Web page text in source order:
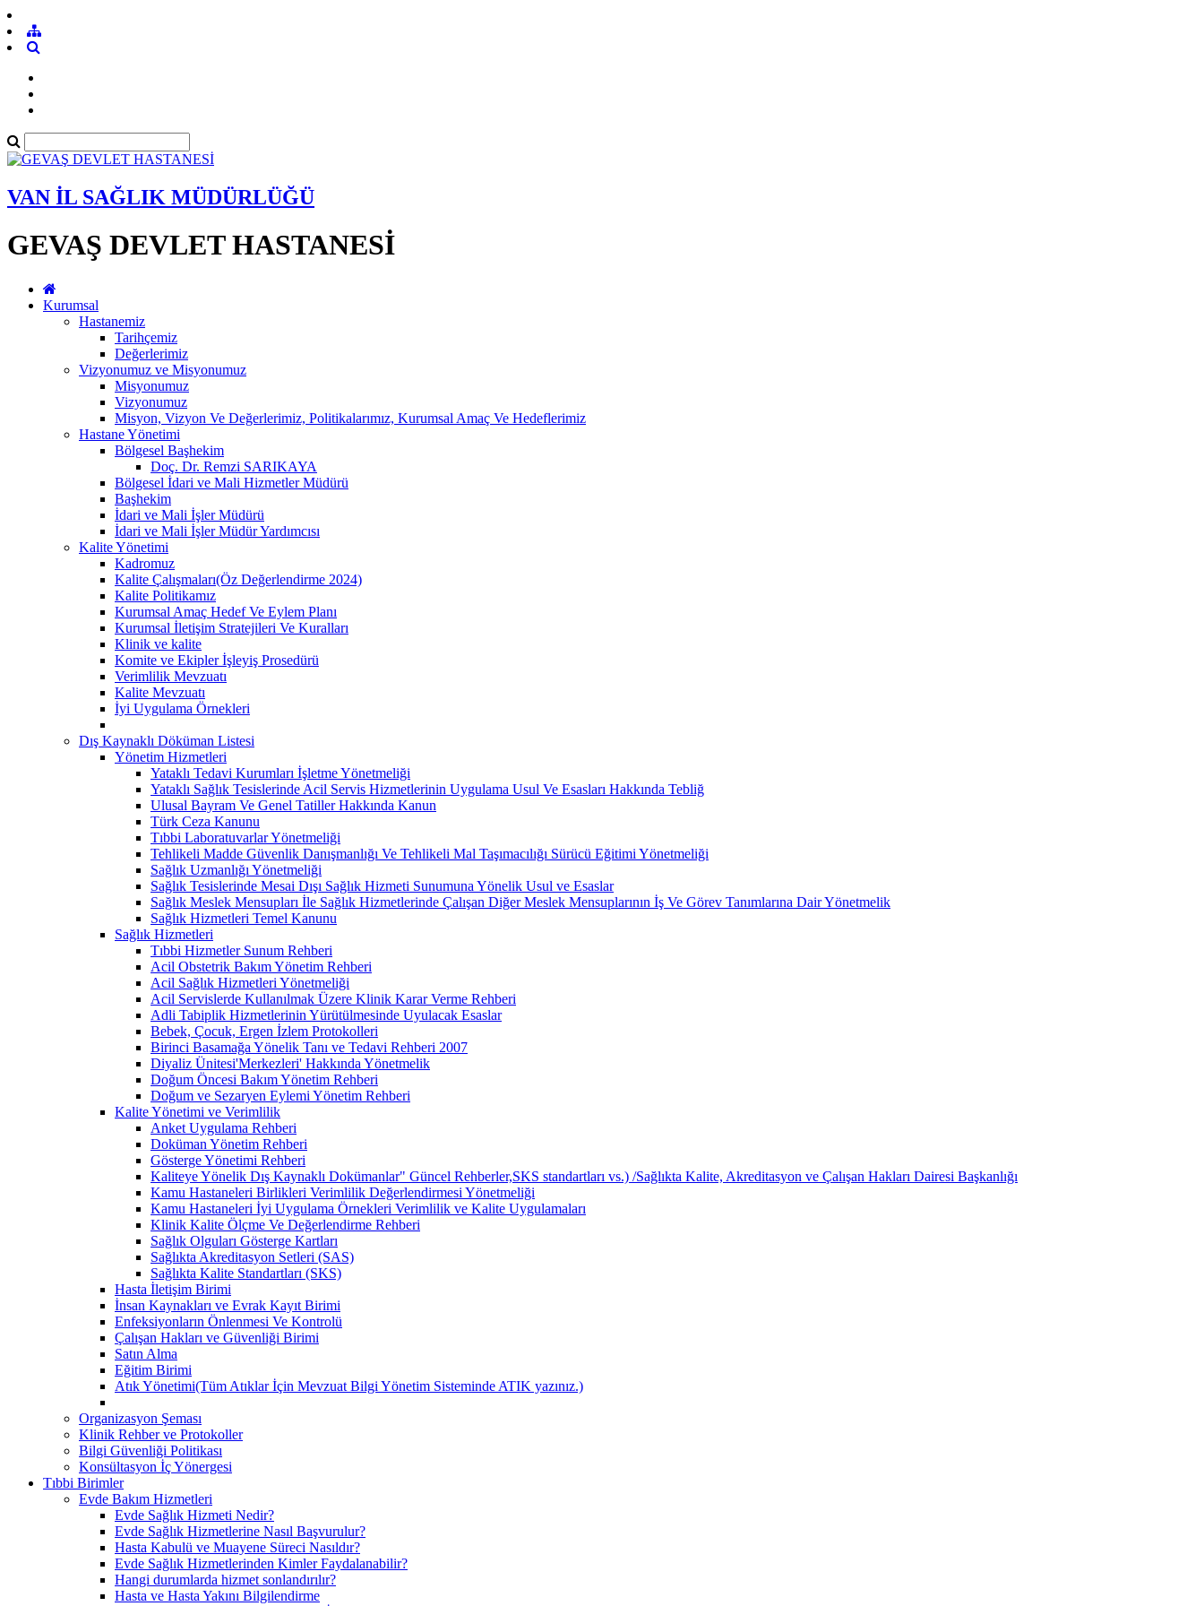
VAN İL SAĞLIK MÜDÜRLÜĞÜ
GEVAŞ DEVLET HASTANESİ
Kurumsal
Hastanemiz
Tarihçemiz
Değerlerimiz
Vizyonumuz ve Misyonumuz
Misyonumuz
Vizyonumuz
Misyon, Vizyon Ve Değerlerimiz, Politikalarımız, Kurumsal Amaç Ve Hedeflerimiz
Hastane Yönetimi
Bölgesel Başhekim
Doç. Dr. Remzi SARIKAYA
Bölgesel İdari ve Mali Hizmetler Müdürü
Başhekim
İdari ve Mali İşler Müdürü
İdari ve Mali İşler Müdür Yardımcısı
Kalite Yönetimi
Kadromuz
Kalite Çalışmaları(Öz Değerlendirme 2024)
Kalite Politikamız
Kurumsal Amaç Hedef Ve Eylem Planı
Kurumsal İletişim Stratejileri Ve Kuralları
Klinik ve kalite
Komite ve Ekipler İşleyiş Prosedürü
Verimlilik Mevzuatı
Kalite Mevzuatı
İyi Uygulama Örnekleri
Dış Kaynaklı Döküman Listesi
Yönetim Hizmetleri
Yataklı Tedavi Kurumları İşletme Yönetmeliği
Yataklı Sağlık Tesislerinde Acil Servis Hizmetlerinin Uygulama Usul Ve Esasları Hakkında Tebliğ
Ulusal Bayram Ve Genel Tatiller Hakkında Kanun
Türk Ceza Kanunu
Tıbbi Laboratuvarlar Yönetmeliği
Tehlikeli Madde Güvenlik Danışmanlığı Ve Tehlikeli Mal Taşımacılığı Sürücü Eğitimi Yönetmeliği
Sağlık Uzmanlığı Yönetmeliği
Sağlık Tesislerinde Mesai Dışı Sağlık Hizmeti Sunumuna Yönelik Usul ve Esaslar
Sağlık Meslek Mensupları İle Sağlık Hizmetlerinde Çalışan Diğer Meslek Mensuplarının İş Ve Görev Tanımlarına Dair Yönetmelik
Sağlık Hizmetleri Temel Kanunu
Sağlık Hizmetleri
Tıbbi Hizmetler Sunum Rehberi
Acil Obstetrik Bakım Yönetim Rehberi
Acil Sağlık Hizmetleri Yönetmeliği
Acil Servislerde Kullanılmak Üzere Klinik Karar Verme Rehberi
Adli Tabiplik Hizmetlerinin Yürütülmesinde Uyulacak Esaslar
Bebek, Çocuk, Ergen İzlem Protokolleri
Birinci Basamağa Yönelik Tanı ve Tedavi Rehberi 2007
Diyaliz Ünitesi'Merkezleri' Hakkında Yönetmelik
Doğum Öncesi Bakım Yönetim Rehberi
Doğum ve Sezaryen Eylemi Yönetim Rehberi
Kalite Yönetimi ve Verimlilik
Anket Uygulama Rehberi
Doküman Yönetim Rehberi
Gösterge Yönetimi Rehberi
Kaliteye Yönelik Dış Kaynaklı Dokümanlar" Güncel Rehberler,SKS standartları vs.) /Sağlıkta Kalite, Akreditasyon ve Çalışan Hakları Dairesi Başkanlığı
Kamu Hastaneleri Birlikleri Verimlilik Değerlendirmesi Yönetmeliği
Kamu Hastaneleri İyi Uygulama Örnekleri Verimlilik ve Kalite Uygulamaları
Klinik Kalite Ölçme Ve Değerlendirme Rehberi
Sağlık Olguları Gösterge Kartları
Sağlıkta Akreditasyon Setleri (SAS)
Sağlıkta Kalite Standartları (SKS)
Hasta İletişim Birimi
İnsan Kaynakları ve Evrak Kayıt Birimi
Enfeksiyonların Önlenmesi Ve Kontrolü
Çalışan Hakları ve Güvenliği Birimi
Satın Alma
Eğitim Birimi
Atık Yönetimi(Tüm Atıklar İçin Mevzuat Bilgi Yönetim Sisteminde ATIK yazınız.)
Organizasyon Şeması
Klinik Rehber ve Protokoller
Bilgi Güvenliği Politikası
Konsültasyon İç Yönergesi
Tıbbi Birimler
Evde Bakım Hizmetleri
Evde Sağlık Hizmeti Nedir?
Evde Sağlık Hizmetlerine Nasıl Başvurulur?
Hasta Kabulü ve Muayene Süreci Nasıldır?
Evde Sağlık Hizmetlerinden Kimler Faydalanabilir?
Hangi durumlarda hizmet sonlandırılır?
Hasta ve Hasta Yakını Bilgilendirme